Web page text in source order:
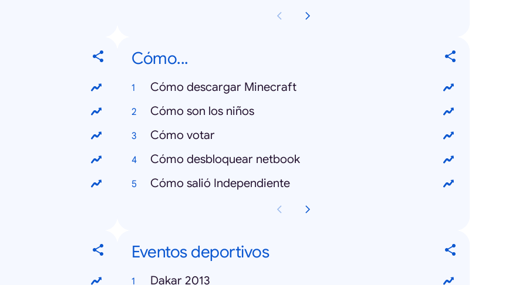
Cómo...
Cómo descargar Minecraft
Cómo son los niños
Cómo votar
Cómo desbloquear netbook
Cómo salió Independiente
Eventos deportivos
Dakar 2013